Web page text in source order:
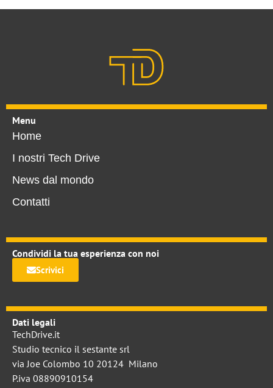
Menu
Home
I nostri Tech Drive
News dal mondo
Contatti
Condividi la tua esperienza con noi
Scrivici
Dati legali
TechDrive.it
Studio tecnico il sestante srl
via Joe Colombo 10 20124 Milano
P.iva 08890910154